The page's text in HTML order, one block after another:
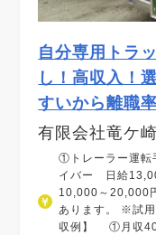
自分専用トラ
し！高収入！
すいから離職
有限会社竜ケ
①トレーラー運
イバー 日給
10,000～20,000
あります。 ※試用
収例】 ①月収